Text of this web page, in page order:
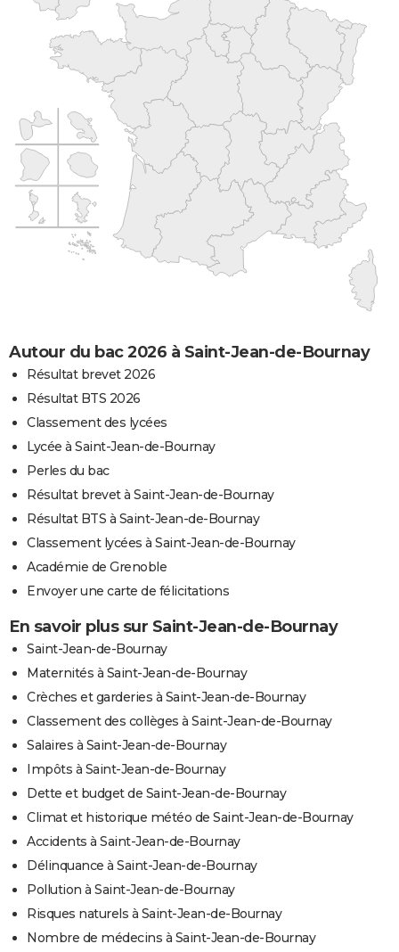
Autour du bac 2026 à Saint-Jean-de-Bournay
Résultat brevet 2026
Résultat BTS 2026
Classement des lycées
Lycée à Saint-Jean-de-Bournay
Perles du bac
Résultat brevet à Saint-Jean-de-Bournay
Résultat BTS à Saint-Jean-de-Bournay
Classement lycées à Saint-Jean-de-Bournay
Académie de Grenoble
Envoyer une carte de félicitations
En savoir plus sur Saint-Jean-de-Bournay
Saint-Jean-de-Bournay
Maternités à Saint-Jean-de-Bournay
Crèches et garderies à Saint-Jean-de-Bournay
Classement des collèges à Saint-Jean-de-Bournay
Salaires à Saint-Jean-de-Bournay
Impôts à Saint-Jean-de-Bournay
Dette et budget de Saint-Jean-de-Bournay
Climat et historique météo de Saint-Jean-de-Bournay
Accidents à Saint-Jean-de-Bournay
Délinquance à Saint-Jean-de-Bournay
Pollution à Saint-Jean-de-Bournay
Risques naturels à Saint-Jean-de-Bournay
Nombre de médecins à Saint-Jean-de-Bournay